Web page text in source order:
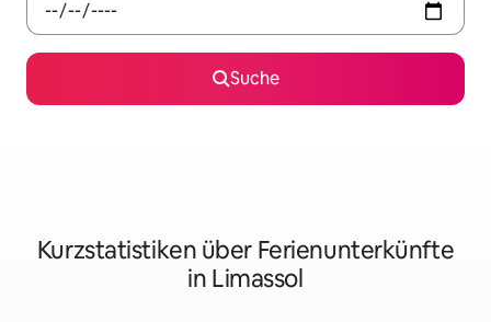
Suche
Kurzstatistiken über Ferienunterkünfte
in Limassol